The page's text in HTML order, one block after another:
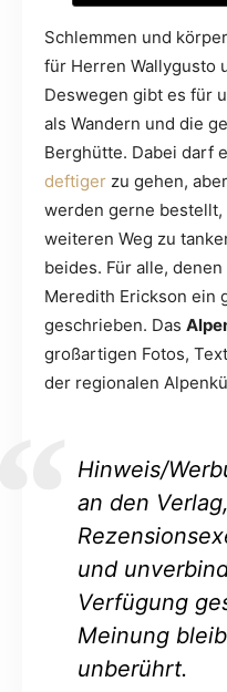
Schlemmen und
für Herren Wallygusto
Deswegen gibt es für
als Wandern und die
Berghütte. Dabei darf
deftiger zu gehen,
werden gerne
weiteren Weg zu
beides. Für alle,
Meredith Erickson ein
geschrieben. Das
großartigen Fotos,
der regionalen
Hinweis/
an den
und
Verfügung
Meinung
unberührt.